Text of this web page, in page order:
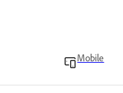
Mobile
videa